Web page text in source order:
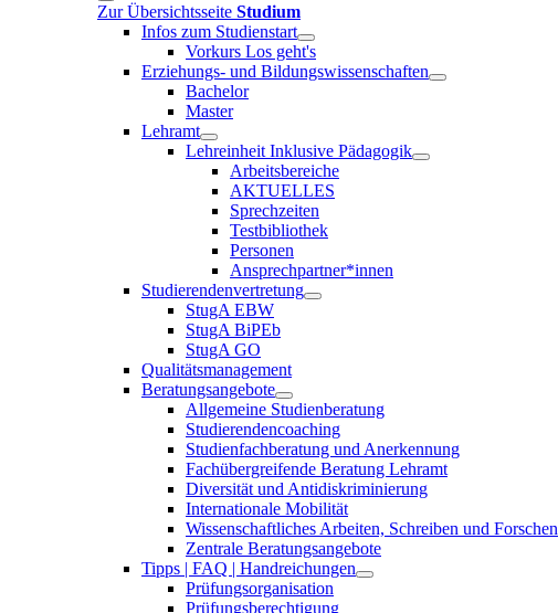
Zur Übersichtsseite Studium
Infos zum Studienstart
Vorkurs Los geht's
Erziehungs- und Bildungswissenschaften
Bachelor
Master
Lehramt
Lehreinheit Inklusive Pädagogik
Arbeitsbereiche
AKTUELLES
Sprechzeiten
Testbibliothek
Personen
Ansprechpartner*innen
Studierendenvertretung
StugA EBW
StugA BiPEb
StugA GO
Qualitätsmanagement
Beratungsangebote
Allgemeine Studienberatung
Studierendencoaching
Studienfachberatung und Anerkennung
Fachübergreifende Beratung Lehramt
Diversität und Antidiskriminierung
Internationale Mobilität
Wissenschaftliches Arbeiten, Schreiben und Forschen
Zentrale Beratungsangebote
Tipps | FAQ | Handreichungen
Prüfungsorganisation
Prüfungsberechtigung